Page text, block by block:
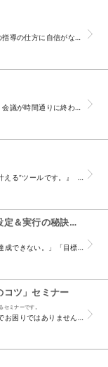
あなたも成果が出せる！？目標設定＆実行の秘訣セミナー
コツ」セミナー
セミナーです。